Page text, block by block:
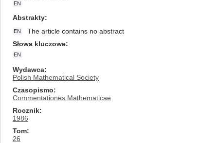
EN
Abstrakty
EN
The article contains no abstract
Słowa kluczowe
EN
Wydawca
Polish Mathematical Society
Czasopismo
Commentationes Mathematicae
Rocznik
1986
Tom
26